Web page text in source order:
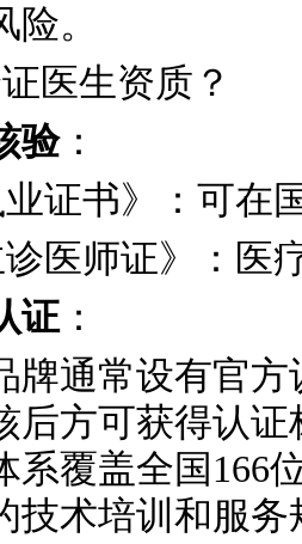
。
医生资质？
验：
业证书》：可在
诊医师证》：医
证：
牌通常设有官
后方可获得认
系覆盖全国166
技术培训和服务